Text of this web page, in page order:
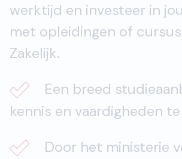
werktijd en investeer in
met opleidingen of
Zakelijk.
Een breed
kennis en vaardigheden
Door het ministerie